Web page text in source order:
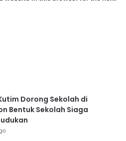
Dorong Sekolah di
Bentuk Sekolah Siaga